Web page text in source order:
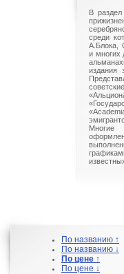
В
среди
А.Блока,
и многих
издания
По названию ↑
По названию ↓
По цене ↑
По цене ↓